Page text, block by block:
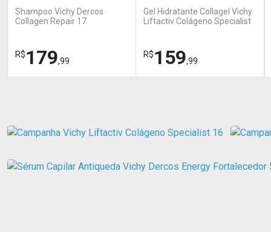
Shampoo Vichy Dercos
Collagen Repair 17
R$179,99
Gel Hidratante Collagel Vichy
Liftactiv Colágeno Specialist
R$159,99